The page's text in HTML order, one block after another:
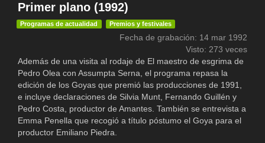
Primer plano (1992)
Programas de actualidad Premios y festivales
Fecha de grabación: 14 mar 1992
Visto: 273 veces
Además de una visita al rodaje de El maestro de esgrima de
Pedro Olea con Assumpta Serna, el programa repasa la
edición de los Goyas que premió las producciones de 1991,
e incluye declaraciones de Silvia Munt, Fernando Guillén y
Pedro Costa, productor de Amantes. También se entrevista a
Emma Penella que recogió a título póstumo el Goya para el
productor Emiliano Piedra.